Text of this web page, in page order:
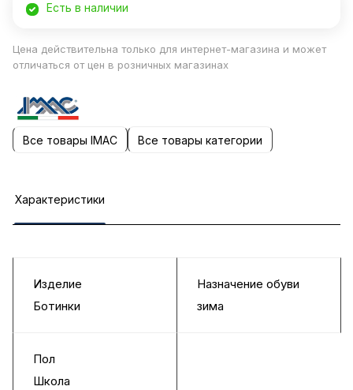
Есть в наличии
Цена действительна только для интернет-магазина и может
отличаться от цен в розничных магазинах
Все товары IMAC Все товары категории
Характеристики
Изделие
Ботинки
Назначение обуви
зима
Пол
Школа